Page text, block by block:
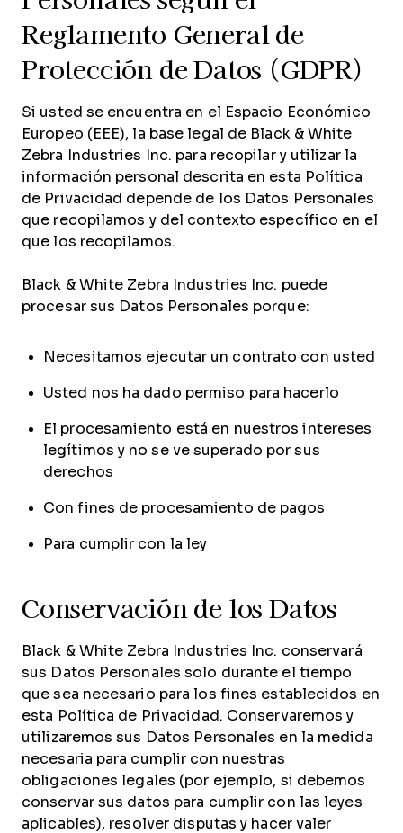
Reglamento General de
Protección de Datos (GDPR)
Si usted se encuentra en el Espacio Económico
Europeo (EEE), la base legal de Black & White
Zebra Industries Inc. para recopilar y utilizar la
información personal descrita en esta Política
de Privacidad depende de los Datos Personales
que recopilamos y del contexto específico en el
que los recopilamos.
Black & White Zebra Industries Inc. puede
procesar sus Datos Personales porque:
Necesitamos ejecutar un contrato con usted
Usted nos ha dado permiso para hacerlo
El procesamiento está en nuestros intereses
legítimos y no se ve superado por sus
derechos
Con fines de procesamiento de pagos
Para cumplir con la ley
Conservación de los Datos
Black & White Zebra Industries Inc. conservará
sus Datos Personales solo durante el tiempo
que sea necesario para los fines establecidos en
esta Política de Privacidad. Conservaremos y
utilizaremos sus Datos Personales en la medida
necesaria para cumplir con nuestras
obligaciones legales (por ejemplo, si debemos
conservar sus datos para cumplir con las leyes
aplicables), resolver disputas y hacer valer